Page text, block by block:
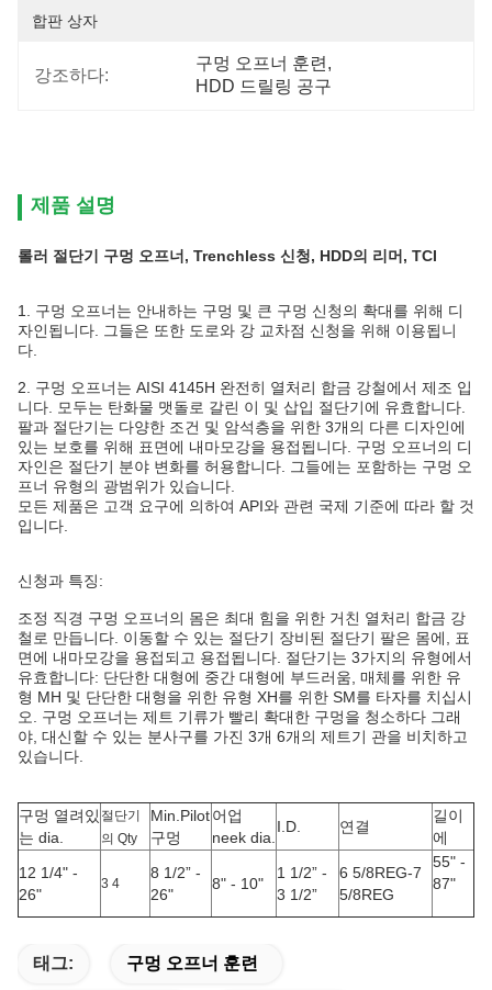
합판 상자
강조하다:
구멍 오프너 훈련 ,
HDD 드릴링 공구
제품 설명
롤러 절단기 구멍 오프너, Trenchless 신청, HDD의 리머, TCI
1. 구멍 오프너는 안내하는 구멍 및 큰 구멍 신청의 확대를 위해 디
자인됩니다. 그들은 또한 도로와 강 교차점 신청을 위해 이용됩니
다.
2. 구멍 오프너는 AISI 4145H 완전히 열처리 합금 강철에서 제조 입
니다. 모두는 탄화물 맷돌로 갈린 이 및 삽입 절단기에 유효합니다.
팔과 절단기는 다양한 조건 및 암석층을 위한 3개의 다른 디자인에
있는 보호를 위해 표면에 내마모강을 용접됩니다. 구멍 오프너의 디
자인은 절단기 분야 변화를 허용합니다. 그들에는 포함하는 구멍 오
프너 유형의 광범위가 있습니다.
모든 제품은 고객 요구에 의하여 API와 관련 국제 기준에 따라 할 것
입니다.
신청과 특징:
조정 직경 구멍 오프너의 몸은 최대 힘을 위한 거친 열처리 합금 강
철로 만듭니다. 이동할 수 있는 절단기 장비된 절단기 팔은 몸에, 표
면에 내마모강을 용접되고 용접됩니다. 절단기는 3가지의 유형에서
유효합니다: 단단한 대형에 중간 대형에 부드러움, 매체를 위한 유
형 MH 및 단단한 대형을 위한 유형 XH를 위한 SM를 타자를 치십시
오. 구멍 오프너는 제트 기류가 빨리 확대한 구멍을 청소하다 그래
야, 대신할 수 있는 분사구를 가진 3개 6개의 제트기 관을 비치하고
있습니다.
구멍 열려있
는 dia.
절단기
의 Qty
Min.Pilot
구멍
어업
neek dia.
I.D. 연결
길이
에
12 1/4" -
26"
3 4
8 1/2” -
26"
8" - 10"
1 1/2” -
3 1/2”
6 5/8REG-7
5/8REG
55" -
87"
태그: 구멍 오프너 훈련